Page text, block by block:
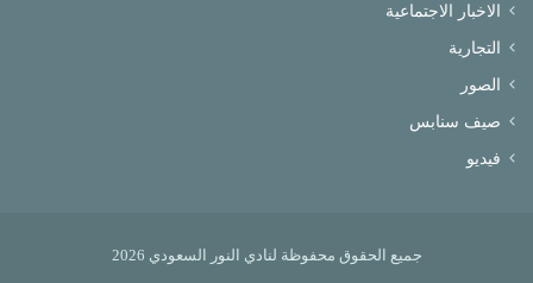
الاخبار الاجتماعية
التجارية
الصور
صيف سنابس
فيديو
جميع الحقوق محفوظة لنادي النور السعودي 2026